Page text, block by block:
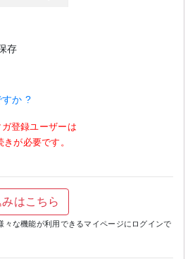
存
すか ?
登録ユーザーは
が必要です。
はこちら
々な機能が利用できるマイページにログインで